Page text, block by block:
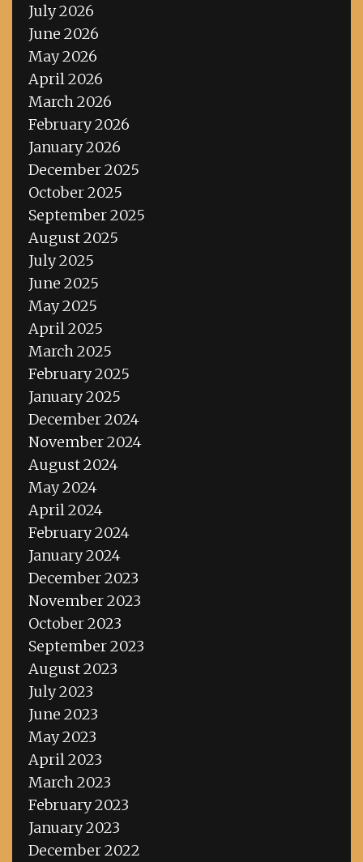
July 2026
June 2026
May 2026
April 2026
March 2026
February 2026
January 2026
December 2025
October 2025
September 2025
August 2025
July 2025
June 2025
May 2025
April 2025
March 2025
February 2025
January 2025
December 2024
November 2024
August 2024
May 2024
April 2024
February 2024
January 2024
December 2023
November 2023
October 2023
September 2023
August 2023
July 2023
June 2023
May 2023
April 2023
March 2023
February 2023
January 2023
December 2022